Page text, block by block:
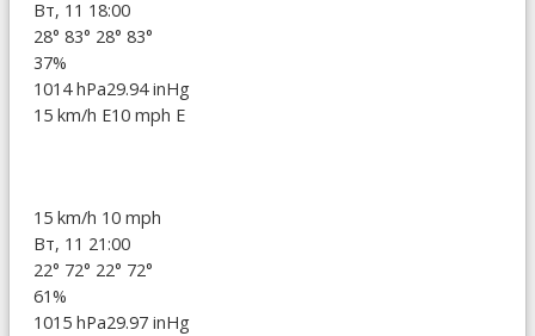
Вт, 11 18:00
28° 83° 28° 83°
37%
1014 hPa29.94 inHg
15 km/h E10 mph E
15 km/h 10 mph
Вт, 11 21:00
22° 72° 22° 72°
61%
1015 hPa29.97 inHg